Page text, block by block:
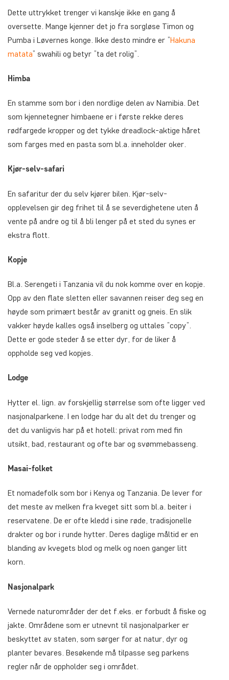
Dette uttrykket trenger vi kanskje ikke en gang å
oversette. Mange kjenner det jo fra sorgløse Timon og
Pumba i Løvernes konge. Ikke desto mindre er ”Hakuna
matata” swahili og betyr ”ta det rolig”.
Himba
En stamme som bor i den nordlige delen av Namibia. Det
som kjennetegner himbaene er i første rekke deres
rødfargede kropper og det tykke dreadlock-aktige håret
som farges med en pasta som bl.a. inneholder oker.
Kjør-selv-safari
En safaritur der du selv kjører bilen. Kjør-selv-
opplevelsen gir deg frihet til å se severdighetene uten å
vente på andre og til å bli lenger på et sted du synes er
ekstra flott.
Kopje
Bl.a. Serengeti i Tanzania vil du nok komme over en kopje.
Opp av den flate sletten eller savannen reiser deg seg en
høyde som primært består av granitt og gneis. En slik
vakker høyde kalles også inselberg og uttales ”copy”.
Dette er gode steder å se etter dyr, for de liker å
oppholde seg ved kopjes.
Lodge
Hytter el. lign. av forskjellig størrelse som ofte ligger ved
nasjonalparkene. I en lodge har du alt det du trenger og
det du vanligvis har på et hotell: privat rom med fin
utsikt, bad, restaurant og ofte bar og svømmebasseng.
Masai-folket
Et nomadefolk som bor i Kenya og Tanzania. De lever for
det meste av melken fra kveget sitt som bl.a. beiter i
reservatene. De er ofte kledd i sine røde, tradisjonelle
drakter og bor i runde hytter. Deres daglige måltid er en
blanding av kvegets blod og melk og noen ganger litt
korn.
Nasjonalpark
Vernede naturområder der det f.eks. er forbudt å fiske og
jakte. Områdene som er utnevnt til nasjonalparker er
beskyttet av staten, som sørger for at natur, dyr og
planter bevares. Besøkende må tilpasse seg parkens
regler når de oppholder seg i området.